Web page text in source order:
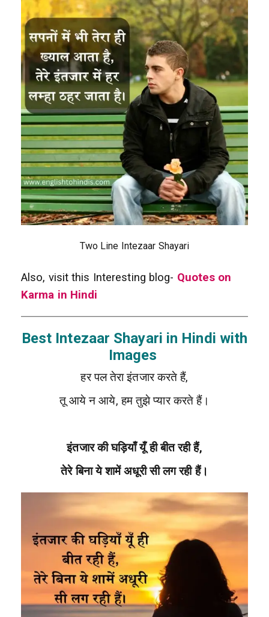
Two Line Intezaar Shayari
Also, visit this Interesting blog- Quotes on
Karma in Hindi
Best Intezaar Shayari in Hindi with
Images
हर पल तेरा इंतजार करते हैं,
तू आये न आये, हम तुझे प्यार करते हैं।
इंतजार की घड़ियाँ यूँ ही बीत रही हैं,
तेरे बिना ये शामें अधूरी सी लग रही हैं।